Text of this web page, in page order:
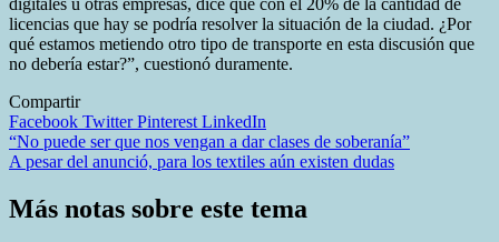
digitales u otras empresas, dice que con el 20% de la cantidad de
licencias que hay se podría resolver la situación de la ciudad. ¿Por
qué estamos metiendo otro tipo de transporte en esta discusión que
no debería estar?”, cuestionó duramente.
Compartir
Facebook TwitterPinterest LinkedIn
Navegación
de
entradas
“No puede ser que nos vengan a dar clases de soberanía”
A pesar del anunció, para los textiles aún existen dudas
Más notas sobre este tema